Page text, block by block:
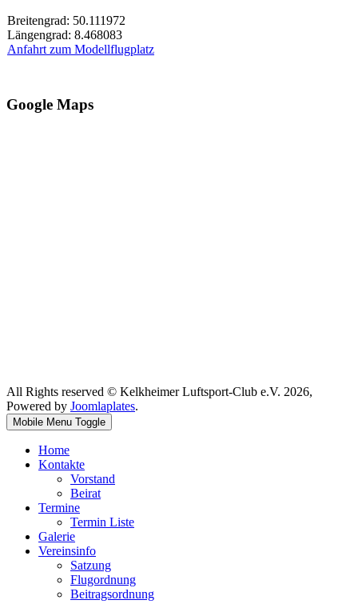
Breitengrad: 50.111972
Längengrad: 8.468083
Anfahrt zum Modellflugplatz
Google Maps
All Rights reserved © Kelkheimer Luftsport-Club e.V. 2026,
Powered by Joomlaplates.
Mobile Menu Toggle
Home
Kontakte
Vorstand
Beirat
Termine
Termin Liste
Galerie
Vereinsinfo
Satzung
Flugordnung
Beitragsordnung